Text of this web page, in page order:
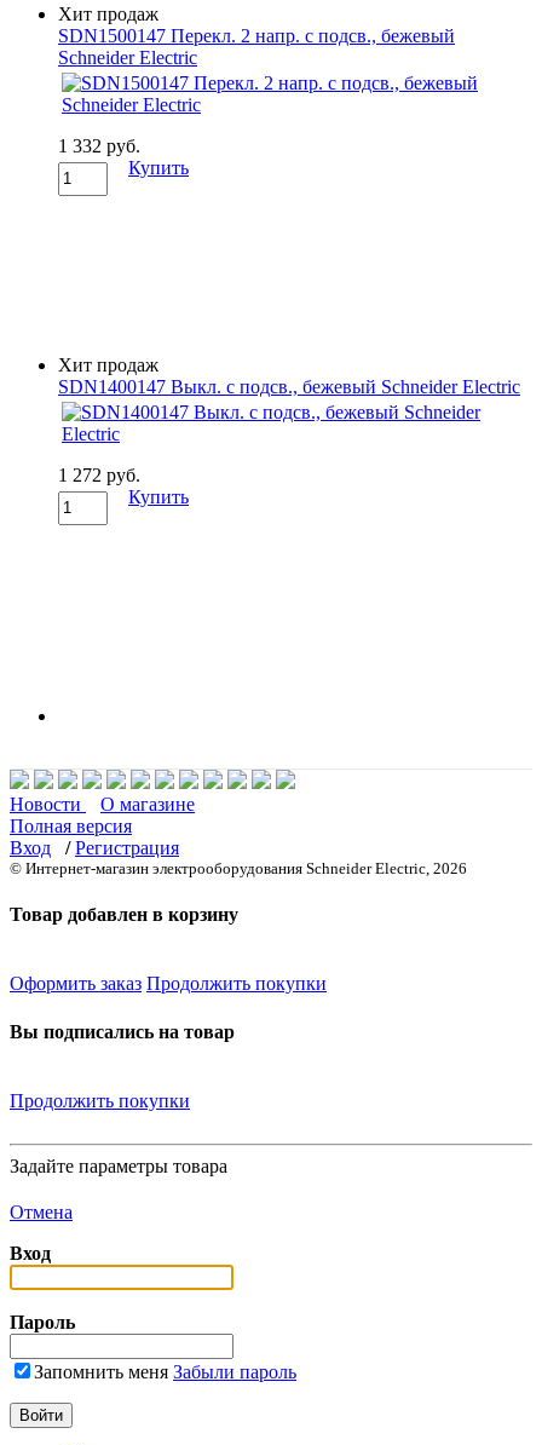
Хит продаж
SDN1500147 Перекл. 2 напр. с подсв., бежевый
Schneider Electric
1 332 руб.
Купить
Хит продаж
SDN1400147 Выкл. с подсв., бежевый Schneider Electric
1 272 руб.
Купить
Новости
О магазине
Полная версия
Вход
/ Регистрация
© Интернет-магазин электрооборудования Schneider Electric, 2026
Товар добавлен в корзину
Оформить заказ Продолжить покупки
Вы подписались на товар
Продолжить покупки
Задайте параметры товара
Отмена
Вход
Пароль
Запомнить меня Забыли пароль